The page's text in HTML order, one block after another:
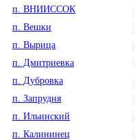
п. ВНИИССОК
п. Вешки
п. Вырица
п. Дмитриевка
п. Дубровка
п. Запрудня
п. Ильинский
п. Калининец